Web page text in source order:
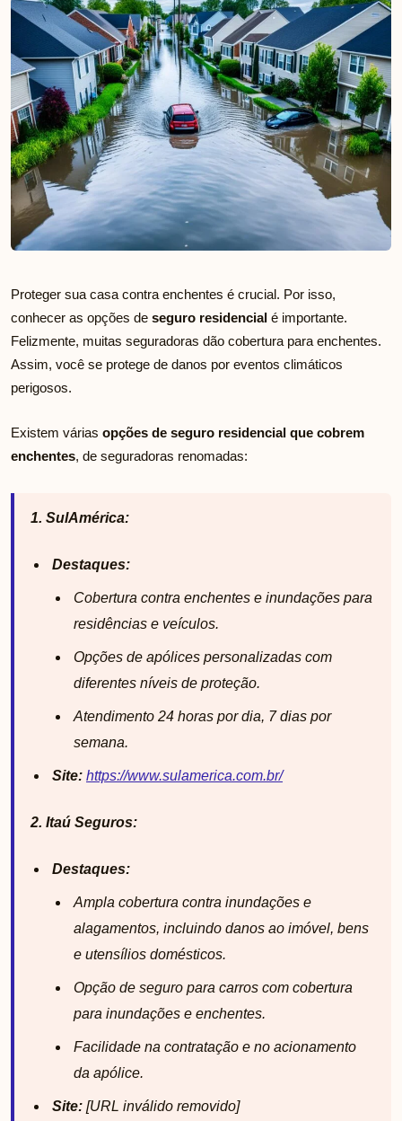
Proteger sua casa contra enchentes é crucial. Por isso,
conhecer as opções de seguro residencial é importante.
Felizmente, muitas seguradoras dão cobertura para enchentes.
Assim, você se protege de danos por eventos climáticos
perigosos.
Existem várias opções de seguro residencial que cobrem
enchentes, de seguradoras renomadas:
1. SulAmérica:
Destaques:
Cobertura contra enchentes e inundações para
residências e veículos.
Opções de apólices personalizadas com
diferentes níveis de proteção.
Atendimento 24 horas por dia, 7 dias por
semana.
Site: https://www.sulamerica.com.br/
2. Itaú Seguros:
Destaques:
Ampla cobertura contra inundações e
alagamentos, incluindo danos ao imóvel, bens
e utensílios domésticos.
Opção de seguro para carros com cobertura
para inundações e enchentes.
Facilidade na contratação e no acionamento
da apólice.
Site: [URL inválido removido]